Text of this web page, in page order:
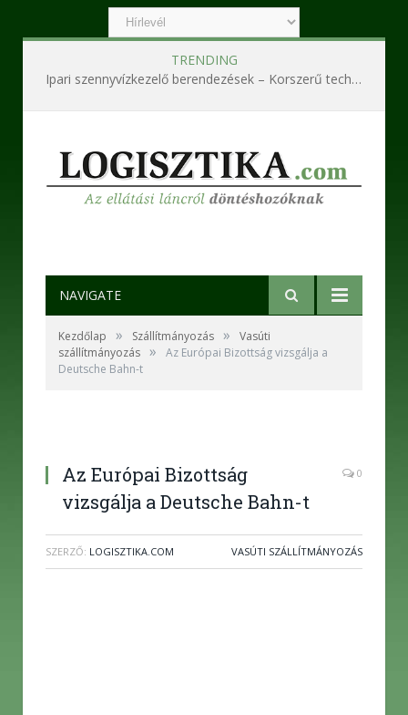
TRENDING
Ipari szennyvízkezelő berendezések – Korszerű technológiák a hatékony és fenntartható működésért
NAVIGATE
Kezdőlap » Szállítmányozás »
Vasúti
szállítmányozás »
Az Európai Bizottság vizsgálja a
Deutsche Bahn-t
Az Európai Bizottság
vizsgálja a Deutsche Bahn-t
0
SZERZŐ: LOGISZTIKA.COM VASÚTI SZÁLLÍTMÁNYOZÁS